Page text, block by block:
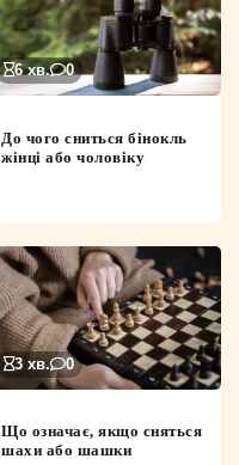
6 хв. 0
До чого сниться бінокль
жінці або чоловіку
3 хв. 0
Що означає, якщо сняться
шахи або шашки